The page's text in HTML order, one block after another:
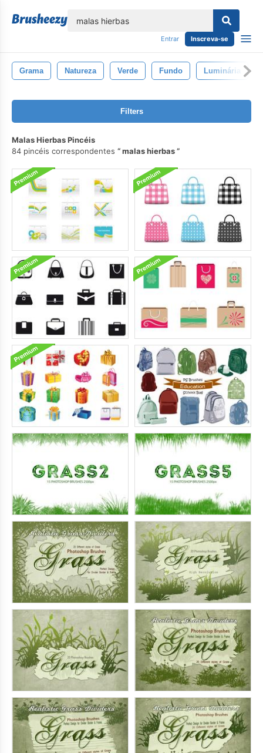
Entrar Inscreva-se
Grama Natureza Verde Fundo Luminária
Filters
Malas Hierbas Pincéis
84 pincéis correspondentes
malas hierbas